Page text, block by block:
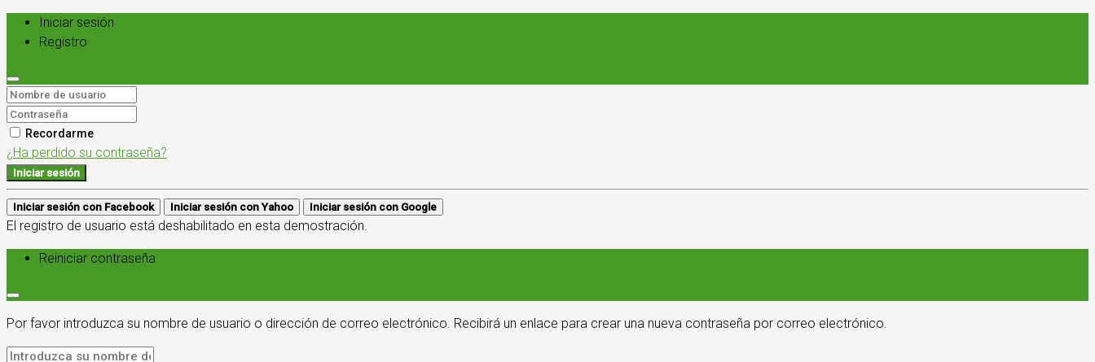
Iniciar sesión
Registro
Recordarme
¿Ha perdido su contraseña?
Iniciar sesión
Iniciar sesión con Facebook Iniciar sesión con Yahoo Iniciar sesión con Google
El registro de usuario está deshabilitado en esta demostración.
Reiniciar contraseña
Por favor introduzca su nombre de usuario o dirección de correo electrónico. Recibirá un enlace para crear una nueva contraseña por correo electrónico.